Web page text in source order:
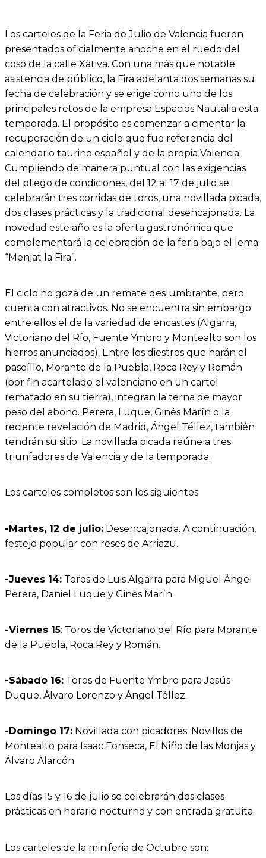
Los carteles de la Feria de Julio de Valencia fueron
presentados oficialmente anoche en el ruedo del
coso de la calle Xàtiva. Con una más que notable
asistencia de público, la Fira adelanta dos semanas su
fecha de celebración y se erige como uno de los
principales retos de la empresa Espacios Nautalia esta
temporada. El propósito es comenzar a cimentar la
recuperación de un ciclo que fue referencia del
calendario taurino español y de la propia Valencia.
Cumpliendo de manera puntual con las exigencias
del pliego de condiciones, del 12 al 17 de julio se
celebrarán tres corridas de toros, una novillada picada,
dos clases prácticas y la tradicional desencajonada. La
novedad este año es la oferta gastronómica que
complementará la celebración de la feria bajo el lema
“Menjat la Fira”.
El ciclo no goza de un remate deslumbrante, pero
cuenta con atractivos. No se encuentra sin embargo
entre ellos el de la variedad de encastes (Algarra,
Victoriano del Río, Fuente Ymbro y Montealto son los
hierros anunciados). Entre los diestros que harán el
paseíllo, Morante de la Puebla, Roca Rey y Román
(por fin acartelado el valenciano en un cartel
rematado en su tierra), integran la terna de mayor
peso del abono. Perera, Luque, Ginés Marín o la
reciente revelación de Madrid, Ángel Téllez, también
tendrán su sitio. La novillada picada reúne a tres
triunfadores de Valencia y de la temporada.
Los carteles completos son los siguientes:
-Martes, 12 de julio: Desencajonada. A continuación,
festejo popular con reses de Arriazu.
-Jueves 14: Toros de Luis Algarra para Miguel Ángel
Perera, Daniel Luque y Ginés Marín.
-Viernes 15: Toros de Victoriano del Río para Morante
de la Puebla, Roca Rey y Román.
-Sábado 16: Toros de Fuente Ymbro para Jesús
Duque, Álvaro Lorenzo y Ángel Téllez.
-Domingo 17: Novillada con picadores. Novillos de
Montealto para Isaac Fonseca, El Niño de las Monjas y
Álvaro Alarcón.
Los días 15 y 16 de julio se celebrarán dos clases
prácticas en horario nocturno y con entrada gratuita.
Los carteles de la miniferia de Octubre son: